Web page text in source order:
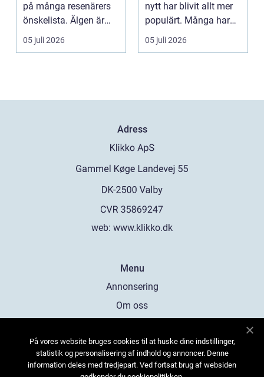
på många resenärers
önskelista. Älgen är
Skandinaviens ikonis...
05 juli 2026
nytt har blivit allt mer
populärt. Många har
ärvda ringar, ...
05 juli 2026
Adress
web: www.klikko.dk
Menu
Annonsering
Om oss
Kontakta oss
Sitemap
På vores website bruges cookies til at huske dine indstillinger,
statistik og personalisering af indhold og annoncer. Denne
information deles med tredjepart. Ved fortsat brug af websiden